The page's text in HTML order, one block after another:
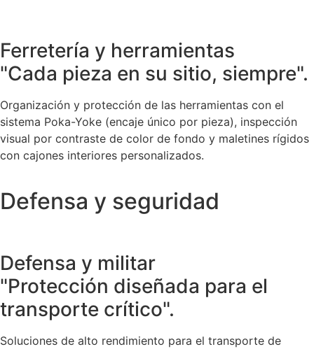
Ferretería y herramientas
"Cada pieza en su sitio, siempre".
Organización y protección de las herramientas con el
sistema Poka-Yoke (encaje único por pieza), inspección
visual por contraste de color de fondo y maletines rígidos
con cajones interiores personalizados.
Defensa y seguridad
Defensa y militar
"Protección diseñada para el
transporte crítico".
Soluciones de alto rendimiento para el transporte de